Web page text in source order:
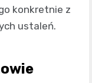
konkretnie z
ustaleń.